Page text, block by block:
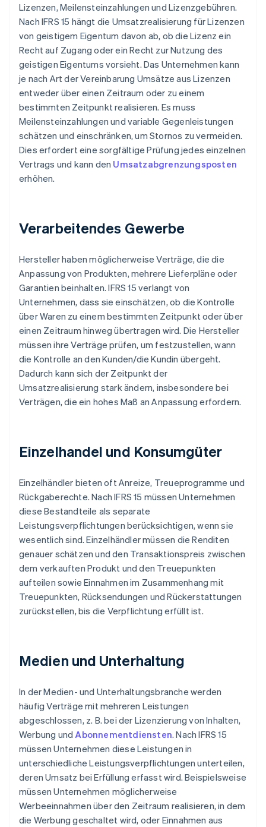
Lizenzen, Meilensteinzahlungen und Lizenzgebühren.
Nach IFRS 15 hängt die Umsatzrealisierung für Lizenzen
von geistigem Eigentum davon ab, ob die Lizenz ein
Recht auf Zugang oder ein Recht zur Nutzung des
geistigen Eigentums vorsieht. Das Unternehmen kann
je nach Art der Vereinbarung Umsätze aus Lizenzen
entweder über einen Zeitraum oder zu einem
bestimmten Zeitpunkt realisieren. Es muss
Meilensteinzahlungen und variable Gegenleistungen
schätzen und einschränken, um Stornos zu vermeiden.
Dies erfordert eine sorgfältige Prüfung jedes einzelnen
Vertrags und kann den Umsatzabgrenzungsposten
erhöhen.
Verarbeitendes Gewerbe
Hersteller haben möglicherweise Verträge, die die
Anpassung von Produkten, mehrere Lieferpläne oder
Garantien beinhalten. IFRS 15 verlangt von
Unternehmen, dass sie einschätzen, ob die Kontrolle
über Waren zu einem bestimmten Zeitpunkt oder über
einen Zeitraum hinweg übertragen wird. Die Hersteller
müssen ihre Verträge prüfen, um festzustellen, wann
die Kontrolle an den Kunden/die Kundin übergeht.
Dadurch kann sich der Zeitpunkt der
Umsatzrealisierung stark ändern, insbesondere bei
Verträgen, die ein hohes Maß an Anpassung erfordern.
Einzelhandel und Konsumgüter
Einzelhändler bieten oft Anreize, Treueprogramme und
Rückgaberechte. Nach IFRS 15 müssen Unternehmen
diese Bestandteile als separate
Leistungsverpflichtungen berücksichtigen, wenn sie
wesentlich sind. Einzelhändler müssen die Renditen
genauer schätzen und den Transaktionspreis zwischen
dem verkauften Produkt und den Treuepunkten
aufteilen sowie Einnahmen im Zusammenhang mit
Treuepunkten, Rücksendungen und Rückerstattungen
zurückstellen, bis die Verpflichtung erfüllt ist.
Medien und Unterhaltung
In der Medien- und Unterhaltungsbranche werden
häufig Verträge mit mehreren Leistungen
abgeschlossen, z. B. bei der Lizenzierung von Inhalten,
Werbung undAbonnementdiensten. Nach IFRS 15
müssen Unternehmen diese Leistungen in
unterschiedliche Leistungsverpflichtungen unterteilen,
deren Umsatz bei Erfüllung erfasst wird. Beispielsweise
müssen Unternehmen möglicherweise
Werbeeinnahmen über den Zeitraum realisieren, in dem
die Werbung geschaltet wird, oder Einnahmen aus